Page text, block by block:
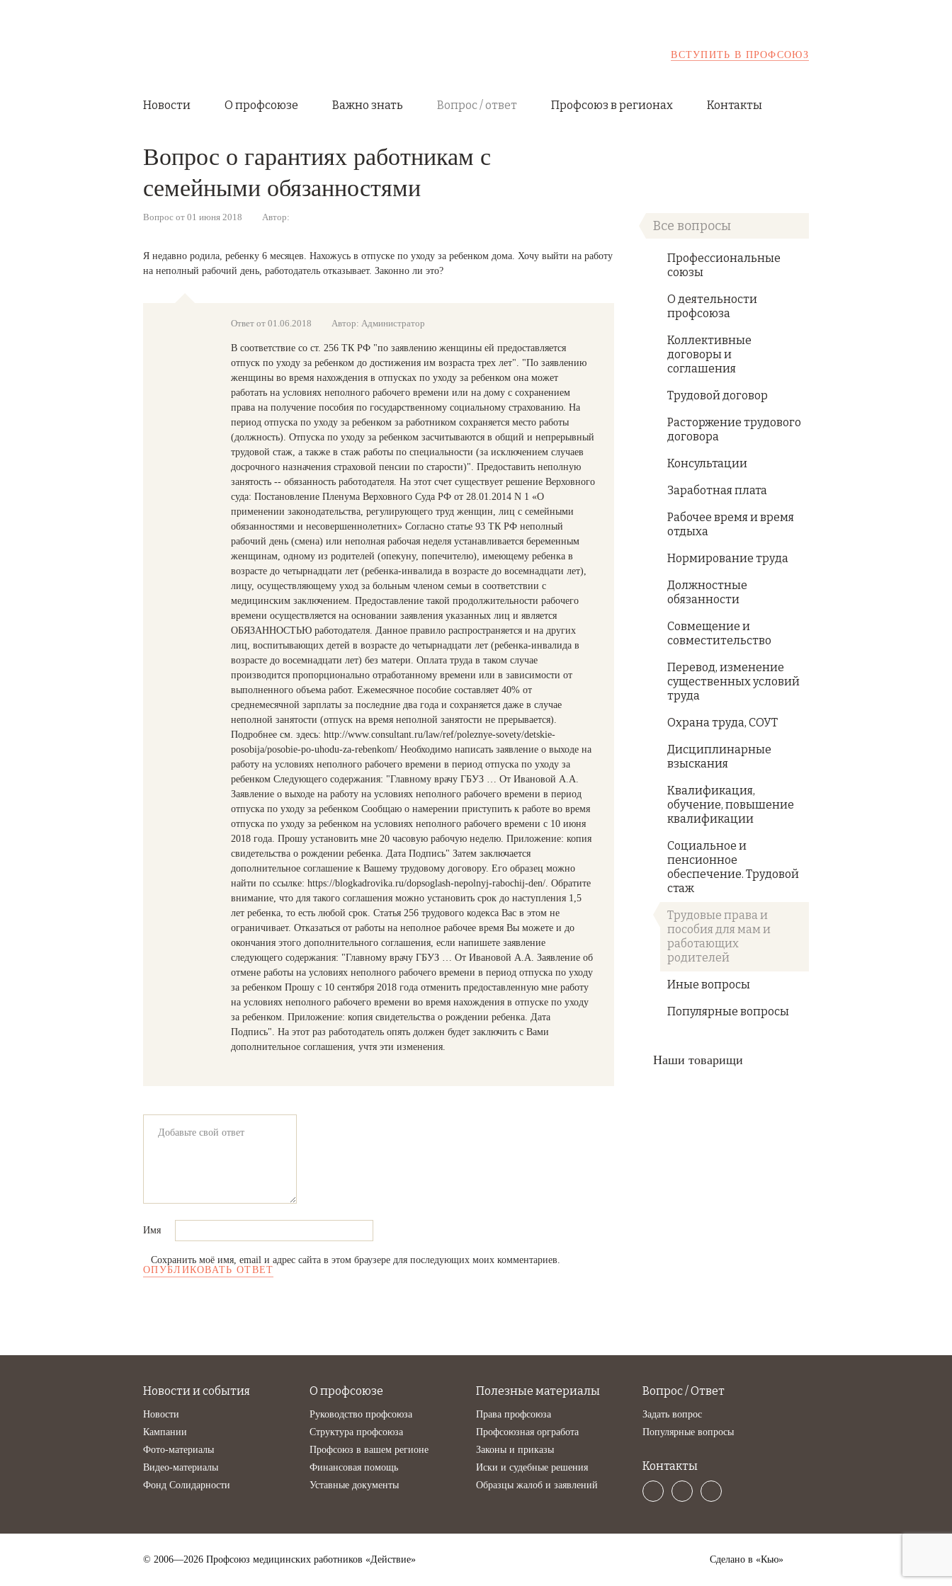
ВСТУПИТЬ В ПРОФСОЮЗ
Новости О профсоюзе Важно знать Вопрос / ответ Профсоюз в регионах Контакты
Вопрос о гарантиях работникам с
семейными обязанностями
Вопрос от 01 июня 2018 Автор:
Я недавно родила, ребенку 6 месяцев. Нахожусь в отпуске по уходу за ребенком дома. Хочу выйти на работу
на неполный рабочий день, работодатель отказывает. Законно ли это?
Ответ от 01.06.2018 Автор: Администратор
В соответствие со ст. 256 ТК РФ "по заявлению женщины ей предоставляется
отпуск по уходу за ребенком до достижения им возраста трех лет". "По заявлению
женщины во время нахождения в отпусках по уходу за ребенком она может
работать на условиях неполного рабочего времени или на дому с сохранением
права на получение пособия по государственному социальному страхованию. На
период отпуска по уходу за ребенком за работником сохраняется место работы
(должность). Отпуска по уходу за ребенком засчитываются в общий и непрерывный
трудовой стаж, а также в стаж работы по специальности (за исключением случаев
досрочного назначения страховой пенсии по старости)". Предоставить неполную
занятость -- обязанность работодателя. На этот счет существует решение Верховного
суда: Постановление Пленума Верховного Суда РФ от 28.01.2014 N 1 «О
применении законодательства, регулирующего труд женщин, лиц с семейными
обязанностями и несовершеннолетних» Согласно статье 93 ТК РФ неполный
рабочий день (смена) или неполная рабочая неделя устанавливается беременным
женщинам, одному из родителей (опекуну, попечителю), имеющему ребенка в
возрасте до четырнадцати лет (ребенка-инвалида в возрасте до восемнадцати лет),
лицу, осуществляющему уход за больным членом семьи в соответствии с
медицинским заключением. Предоставление такой продолжительности рабочего
времени осуществляется на основании заявления указанных лиц и является
ОБЯЗАННОСТЬЮ работодателя. Данное правило распространяется и на других
лиц, воспитывающих детей в возрасте до четырнадцати лет (ребенка-инвалида в
возрасте до восемнадцати лет) без матери. Оплата труда в таком случае
производится пропорционально отработанному времени или в зависимости от
выполненного объема работ. Ежемесячное пособие составляет 40% от
среднемесячной зарплаты за последние два года и сохраняется даже в случае
неполной занятости (отпуск на время неполной занятости не прерывается).
Подробнее см. здесь: http://www.consultant.ru/law/ref/poleznye-sovety/detskie-
posobija/posobie-po-uhodu-za-rebenkom/ Необходимо написать заявление о выходе на
работу на условиях неполного рабочего времени в период отпуска по уходу за
ребенком Следующего содержания: "Главному врачу ГБУЗ … От Ивановой А.А.
Заявление о выходе на работу на условиях неполного рабочего времени в период
отпуска по уходу за ребенком Сообщаю о намерении приступить к работе во время
отпуска по уходу за ребенком на условиях неполного рабочего времени с 10 июня
2018 года. Прошу установить мне 20 часовую рабочую неделю. Приложение: копия
свидетельства о рождении ребенка. Дата Подпись" Затем заключается
дополнительное соглашение к Вашему трудовому договору. Его образец можно
найти по ссылке: https://blogkadrovika.ru/dopsoglash-nepolnyj-rabochij-den/. Обратите
внимание, что для такого соглашения можно установить срок до наступления 1,5
лет ребенка, то есть любой срок. Статья 256 трудового кодекса Вас в этом не
ограничивает. Отказаться от работы на неполное рабочее время Вы можете и до
окончания этого дополнительного соглашения, если напишете заявление
следующего содержания: "Главному врачу ГБУЗ … От Ивановой А.А. Заявление об
отмене работы на условиях неполного рабочего времени в период отпуска по уходу
за ребенком Прошу с 10 сентября 2018 года отменить предоставленную мне работу
на условиях неполного рабочего времени во время нахождения в отпуске по уходу
за ребенком. Приложение: копия свидетельства о рождении ребенка. Дата
Подпись". На этот раз работодатель опять должен будет заключить с Вами
дополнительное соглашения, учтя эти изменения.
Имя
Сохранить моё имя, email и адрес сайта в этом браузере для последующих моих комментариев.
Все вопросы
Профессиональные
союзы
О деятельности
профсоюза
Коллективные
договоры и
соглашения
Трудовой договор
Расторжение трудового
договора
Консультации
Заработная плата
Рабочее время и время
отдыха
Нормирование труда
Должностные
обязанности
Совмещение и
совместительство
Перевод, изменение
существенных условий
труда
Охрана труда, СОУТ
Дисциплинарные
взыскания
Квалификация,
обучение, повышение
квалификации
Социальное и
пенсионное
обеспечение. Трудовой
стаж
Трудовые права и
пособия для мам и
работающих
родителей
Иные вопросы
Популярные вопросы
Наши товарищи
Новости и события
Новости
Кампании
Фото-материалы
Видео-материалы
Фонд Солидарности
О профсоюзе
Руководство профсоюза
Структура профсоюза
Профсоюз в вашем регионе
Финансовая помощь
Уставные документы
Полезные материалы
Права профсоюза
Профсоюзная оргработа
Законы и приказы
Иски и судебные решения
Образцы жалоб и заявлений
Вопрос / Ответ
Задать вопрос
Популярные вопросы
Контакты
© 2006—2026 Профсоюз медицинских работников «Действие» Сделано в «Кью»